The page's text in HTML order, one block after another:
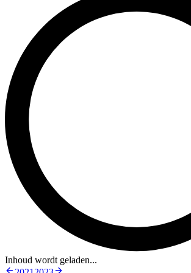
Inhoud wordt geladen...